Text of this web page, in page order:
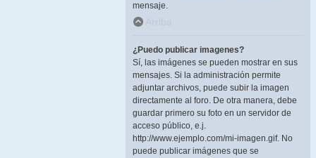
mensaje.
Arriba
¿Puedo publicar imagenes?
Sí, las imágenes se pueden mostrar en sus
mensajes. Si la administración permite
adjuntar archivos, puede subir la imagen
directamente al foro. De otra manera, debe
guardar primero su foto en un servidor de
acceso público, e.j.
http://www.ejemplo.com/mi-imagen.gif. No
puede publicar imágenes que se